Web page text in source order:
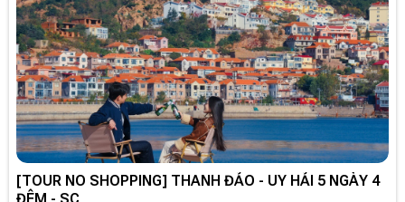
[TOUR NO SHOPPING] THANH ĐẢO - UY HẢI 5 NGÀY 4